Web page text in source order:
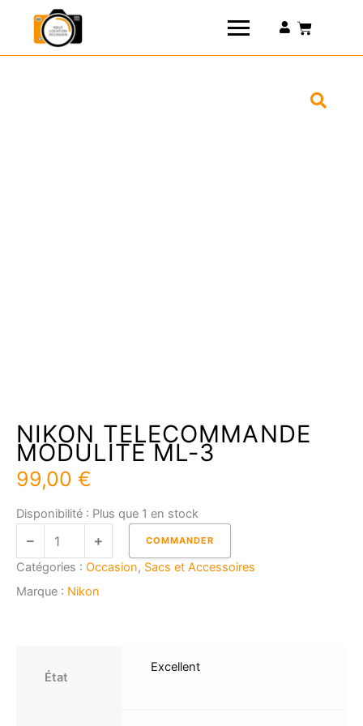
Connexion
NIKON TELECOMMANDE
MODULITE ML-3
99,00 €
Disponibilité : Plus que 1 en stock
quantité
NIKON
TELECOMMANDE
MODULITE
COMMANDER
Catégories : Occasion, Sacs et Accessoires
Marque : Nikon
État
Excellent